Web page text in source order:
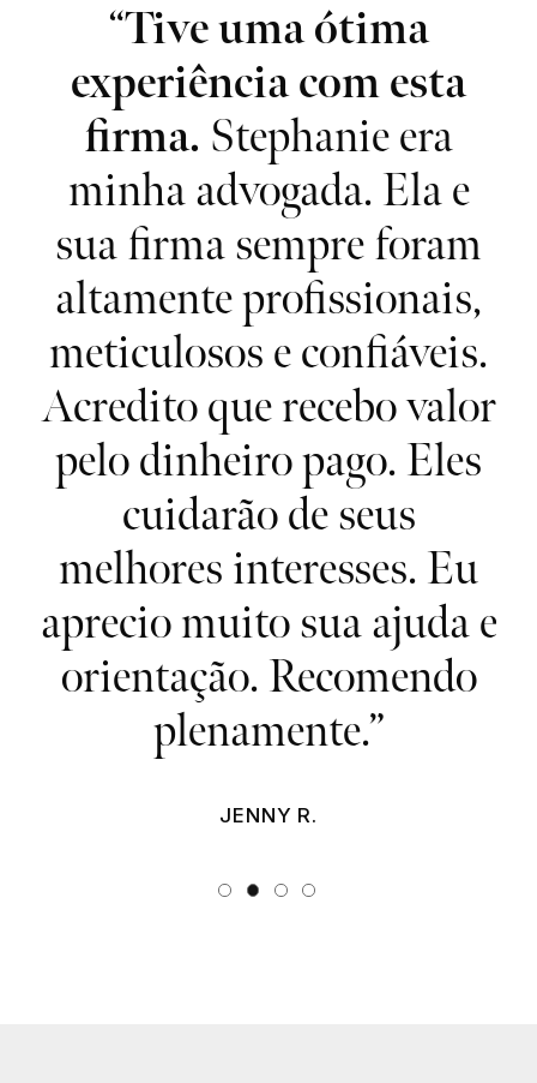
“Tive uma ótima
experiência com esta
firma. Stephanie era
minha advogada. Ela e
sua firma sempre foram
altamente profissionais,
meticulosos e confiáveis.
Acredito que recebo valor
pelo dinheiro pago. Eles
cuidarão de seus
melhores interesses. Eu
aprecio muito sua ajuda e
orientação. Recomendo
plenamente.”
JENNY R.